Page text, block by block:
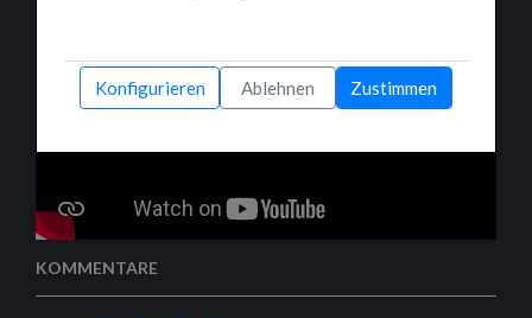
KOMMENTARE
Konfigurieren Ablehnen Zustimmen